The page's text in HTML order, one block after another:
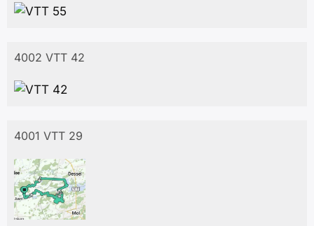
4002 VTT 42
4001 VTT 29